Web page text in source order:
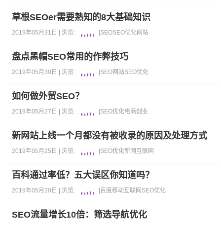
草根SEOer需要熟知的8大基础知识
2019年05月31日 | 浏览: SEOSEO优化网站
盘点黑帽SEO常用的作弊技巧
2019年05月30日 | 浏览: SEO网站SEO优化
如何做外贸SEO？
2019年05月27日 | 浏览: SEO优化电商创业
新网站上线一个月都没有被收录的原因及处理方式
2019年05月25日 | 浏览: SEO优化新网 互联网
百科通过率低？五大误区你知道吗？
2019年05月20日 | 浏览: 百度移动互联网 SEO优化
SEO流量增长10倍：筛选导航优化